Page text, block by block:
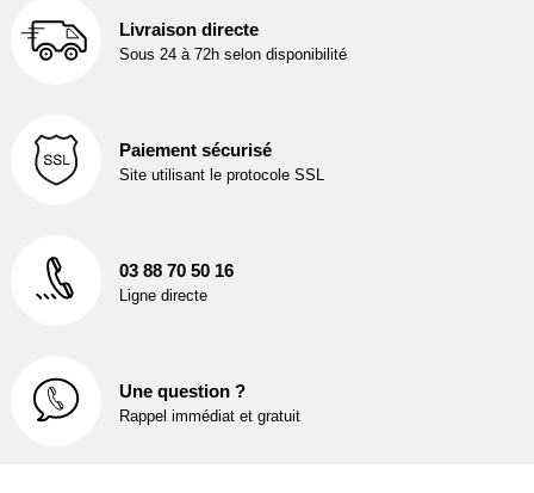
Livraison directe
Sous 24 à 72h selon disponibilité
Paiement sécurisé
Site utilisant le protocole SSL
03 88 70 50 16
Ligne directe
Une question ?
Rappel immédiat et gratuit